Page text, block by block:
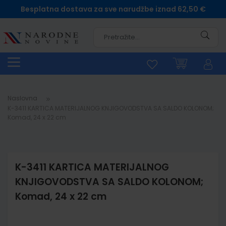
Besplatna dostava za sve narudžbe iznad 62,50 €
Naslovna
K-3411 KARTICA MATERIJALNOG
KNJIGOVODSTVA SA SALDO KOLONOM;
Komad, 24 x 22 cm